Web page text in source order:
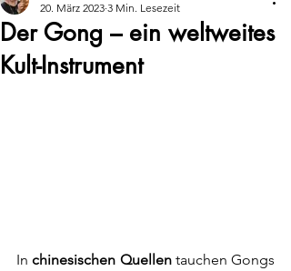
Der Gong – ein weltweites
Kult-Instrument
20. März 2023 3 Min. Lesezeit
In chinesischen Quellen tauchen Gongs